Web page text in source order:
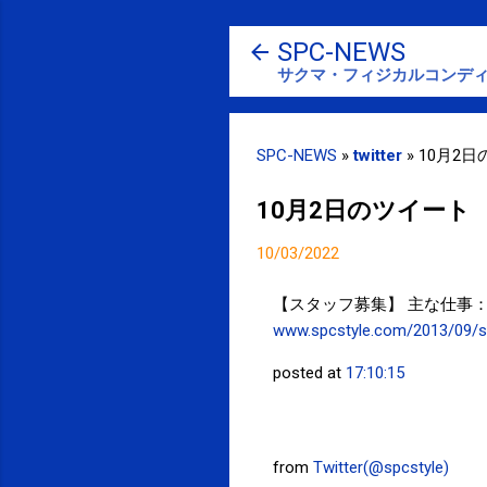
SPC-NEWS
サクマ・フィジカルコンデ
SPC-NEWS »twitter » 10月2日
10月2日のツイート
10/03/2022
【スタッフ募集】 主な仕事
www.spcstyle.com/2013/09/
posted at 17:10:15
from Twitter(@spcstyle)